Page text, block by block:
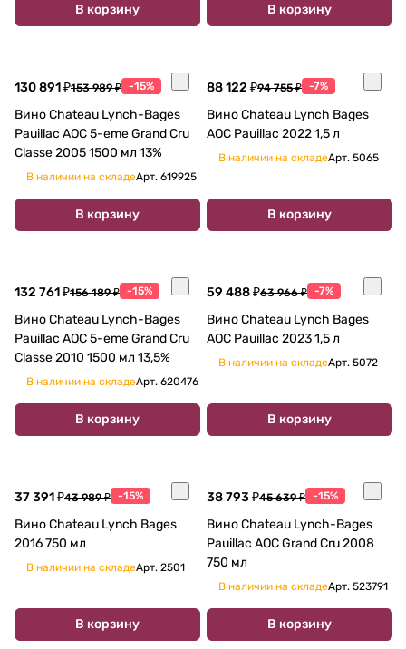
В корзину В корзину
130 891 ₽153 989 ₽ -15%
Вино Chateau Lynch-Bages
Pauillac AOC 5-eme Grand Cru
Classe 2005 1500 мл 13%
В наличии на складеАрт. 619925
В корзину
88 122 ₽94 755 ₽ -7%
Вино Chateau Lynch Bages
AOC Pauillac 2022 1,5 л
В наличии на складеАрт. 5065
В корзину
132 761 ₽156 189 ₽ -15%
Вино Chateau Lynch-Bages
Pauillac AOC 5-eme Grand Cru
Classe 2010 1500 мл 13,5%
В наличии на складеАрт. 620476
В корзину
59 488 ₽63 966 ₽ -7%
Вино Chateau Lynch Bages
AOC Pauillac 2023 1,5 л
В наличии на складеАрт. 5072
В корзину
37 391 ₽43 989 ₽ -15%
Вино Chateau Lynch Bages
2016 750 мл
В наличии на складеАрт. 2501
В корзину
38 793 ₽45 639 ₽ -15%
Вино Chateau Lynch-Bages
Pauillac AOC Grand Cru 2008
750 мл
В наличии на складеАрт. 523791
В корзину